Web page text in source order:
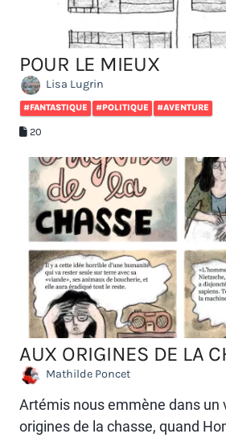
POUR LE MIEUX
Lisa Lugrin
#FANTASTIQUE #POLITIQUE #AVENTURE
20
AUX ORIGINES DE LA
Mathilde Poncet
Artémis nous emmène dans un
origines de la chasse, quand